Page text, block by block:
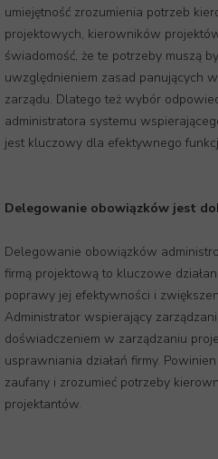
umiejętność zrozumienia potrzeb
projektowych, kierowników
świadomość, że te potrzeby muszą
uwzględnieniem zasad panujących
zarządu. Dlatego też wybór
administratora systemu
jest kluczowy dla efektywnego
Delegowanie obowiązków jest
Delegowanie obowiązków
firmą projektową to kluczowe
poprawy jej efektywności i
Administrator wspierający
doświadczeniem w zarządzaniu
usprawniania działań firmy.
zaufany i zrozumieć potrzeby
projektantów.